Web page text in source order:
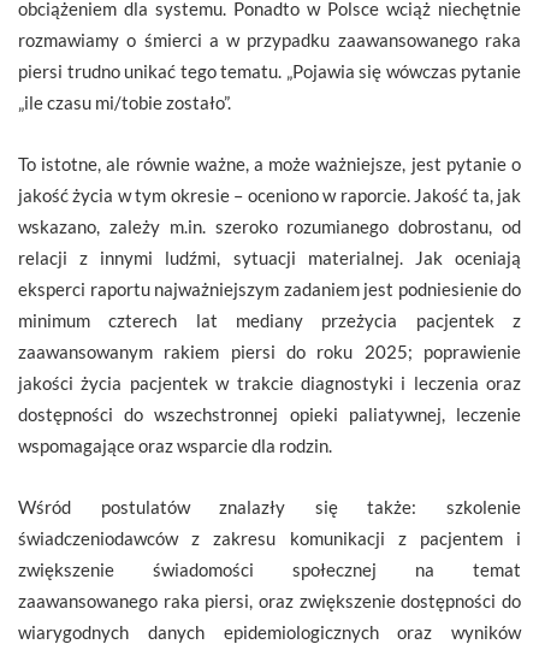
obciążeniem dla systemu. Ponadto w Polsce wciąż niechętnie
rozmawiamy o śmierci a w przypadku zaawansowanego raka
piersi trudno unikać tego tematu. „Pojawia się wówczas pytanie
„ile czasu mi/tobie zostało”.
To istotne, ale równie ważne, a może ważniejsze, jest pytanie o
jakość życia w tym okresie – oceniono w raporcie. Jakość ta, jak
wskazano, zależy m.in. szeroko rozumianego dobrostanu, od
relacji z innymi ludźmi, sytuacji materialnej. Jak oceniają
eksperci raportu najważniejszym zadaniem jest podniesienie do
minimum czterech lat mediany przeżycia pacjentek z
zaawansowanym rakiem piersi do roku 2025; poprawienie
jakości życia pacjentek w trakcie diagnostyki i leczenia oraz
dostępności do wszechstronnej opieki paliatywnej, leczenie
wspomagające oraz wsparcie dla rodzin.
Wśród postulatów znalazły się także: szkolenie
świadczeniodawców z zakresu komunikacji z pacjentem i
zwiększenie świadomości społecznej na temat
zaawansowanego raka piersi, oraz zwiększenie dostępności do
wiarygodnych danych epidemiologicznych oraz wyników